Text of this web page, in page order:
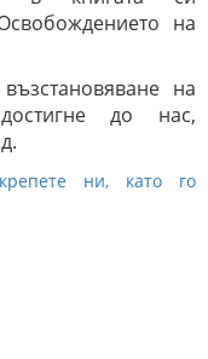
на
на
до нас,
ни, като го